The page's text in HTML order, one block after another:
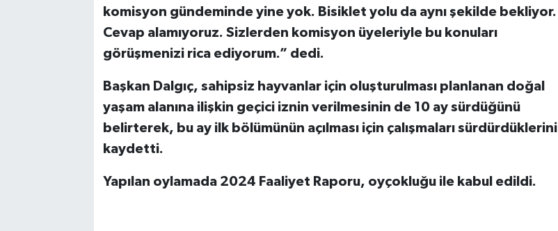
komisyon gündeminde yine yok. Bisiklet yolu da aynı şekilde bekliyor.
Cevap alamıyoruz. Sizlerden komisyon üyeleriyle bu konuları
görüşmenizi rica ediyorum.” dedi.
Başkan Dalgıç, sahipsiz hayvanlar için oluşturulması planlanan doğal
yaşam alanına ilişkin geçici iznin verilmesinin de 10 ay sürdüğünü
belirterek, bu ay ilk bölümünün açılması için çalışmaları sürdürdüklerini
kaydetti.
Yapılan oylamada 2024 Faaliyet Raporu, oyçokluğu ile kabul edildi.